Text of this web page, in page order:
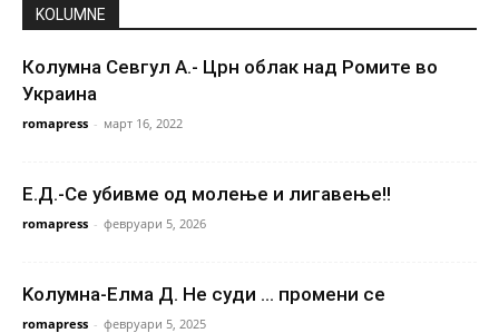
KOLUMNE
Колумна Севгул А.- Црн облак над Ромите во
Украина
romapress - март 16, 2022
Е.Д.-Се убивме од молење и лигавење!!
romapress - февруари 5, 2026
Kолумна-Елма Д. Не суди … промени се
romapress - февруари 5, 2025